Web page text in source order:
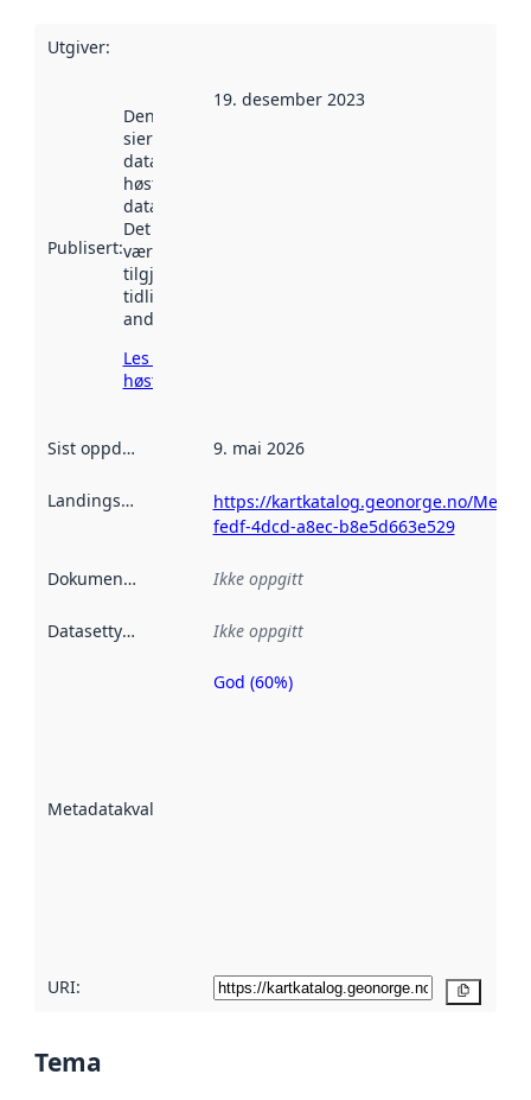
Utgiver:
Publisert:
Denne datoen
sier når
datasettet ble
høstet av
data.norge.no.
Det kan ha
vært
tilgjengelig
tidligere
andre steder.
Les mer om
høsting her
19. desember 2023
Sist oppdatert 9. mai 2026
Landingsside
https://kartkatalog.geonorge.no/
fedf-4dcd-a8ec-b8e5d663e529
Dokumentasjon Ikke oppgitt
Datasettype Ikke oppgitt
Metadatakvalitet
Metadatakvalitet
God (60%)
URI:
Tema